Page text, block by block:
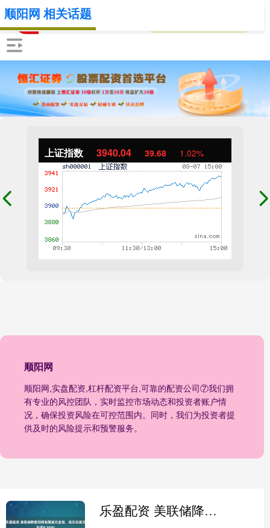
上证指数 3940.04 39.68 1.02%
顺阳网
顺阳网,实盘配资,杠杆配资平台,可靠的配资公司⑦我们拥
有专业的风控团队，实时监控市场动态和投资者账户情
况，确保投资风险在可控范围内。同时，我们为投资者提
供及时的风险提示和预警服务。
顺阳网 相关话题
乐盈配资 美联储降息预期拖累美元走弱，纽元兑美元升至0.5845